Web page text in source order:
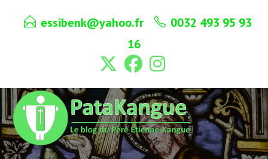
essibenk@yahoo.fr
0032 493 95 93
16